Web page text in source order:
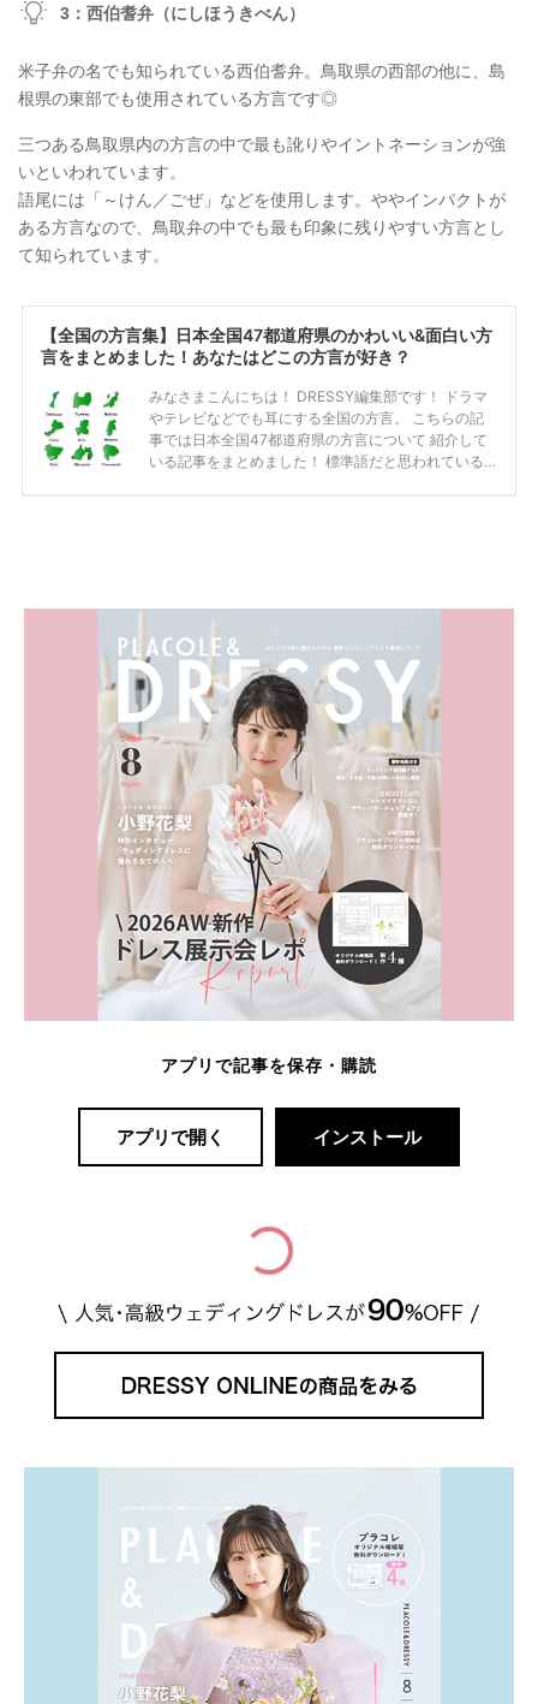
3：西伯耆弁（にしほうきべん）
米子弁の名でも知られている西伯耆弁。鳥取県の西部の他に、島
根県の東部でも使用されている方言です◎
三つある鳥取県内の方言の中で最も訛りやイントネーションが強
いといわれています。
語尾には「～けん／ごぜ」などを使用します。ややインパクトが
ある方言なので、鳥取弁の中でも最も印象に残りやすい方言とし
て知られています。
アプリで記事を保存・購読
アプリで開く インストール